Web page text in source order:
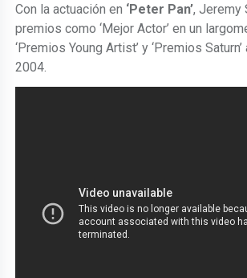
Con la actuación en ‘Peter Pan’, Jeremy
premios como ‘Mejor Actor’ en un
‘Premios Young Artist’ y ‘Premios
2004.